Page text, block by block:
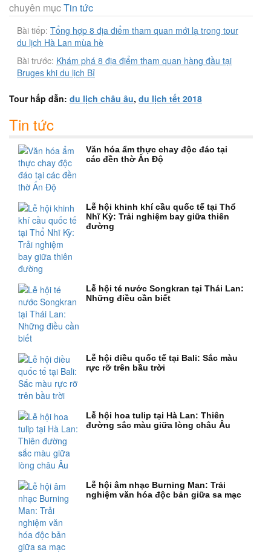
chuyên mụcTin tức
Bài tiếp: Tổng hợp 8 địa điểm tham quan mới lạ trong tour
du lịch Hà Lan mùa hè
Bài trước: Khám phá 8 địa điểm tham quan hàng đầu tại
Bruges khi du lịch Bỉ
Tour hấp dẫn: du lịch châu âu, du lịch tết 2018
Tin tức
Văn hóa ẩm thực chay độc đáo tại
các đền thờ Ấn Độ
Lễ hội khinh khí cầu quốc tế tại Thổ
Nhĩ Kỳ: Trải nghiệm bay giữa thiên
đường
Lễ hội té nước Songkran tại Thái Lan:
Những điều cần biết
Lễ hội diều quốc tế tại Bali: Sắc màu
rực rỡ trên bầu trời
Lễ hội hoa tulip tại Hà Lan: Thiên
đường sắc màu giữa lòng châu Âu
Lễ hội âm nhạc Burning Man: Trải
nghiệm văn hóa độc bản giữa sa mạc